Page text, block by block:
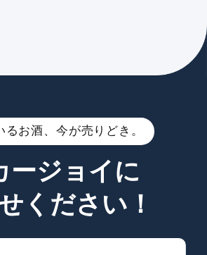
るお酒、今が売りどき。
ージョイに
ください！